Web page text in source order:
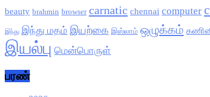
beauty brahmin browser carnatic chennai computer
இந்து இந்து மதம் இயற்கை இஸ்லாம் ஒழுக்கம்
இயல்பு மென்பொருள்
பரண்